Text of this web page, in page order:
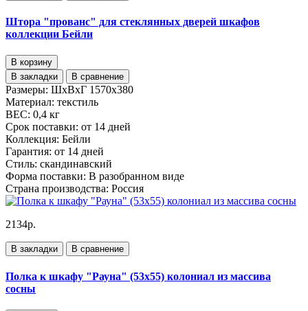
Штора "прованс" для стеклянных дверей шкафов
коллекции Бейли
В корзину
В закладки
В сравнение
Размеры: ШхВхГ 1570х380
Материал: текстиль
ВЕС: 0,4 кг
Срок поставки: от 14 дней
Коллекция: Бейли
Гарантия: от 14 дней
Стиль: скандинавский
Форма поставки: В разобранном виде
Страна производства: Россия
2134р.
В закладки В сравнение
Полка к шкафу "Рауна" (53х55) колониал из массива
сосны